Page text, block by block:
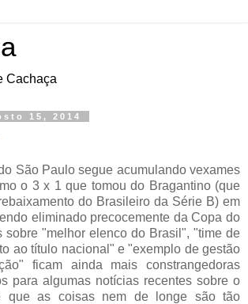
Cachaça
15, 2014
São Paulo segue acumulando vexames
o 3 x 1 que tomou do Bragantino (que
do Brasileiro da Série B) em
eliminado precocemente da Copa do
sobre "melhor elenco do Brasil", "time de
ao título nacional" e "exemplo de gestão
ficam ainda mais constrangedoras
para algumas notícias recentes sobre o
que as coisas nem de longe são tão